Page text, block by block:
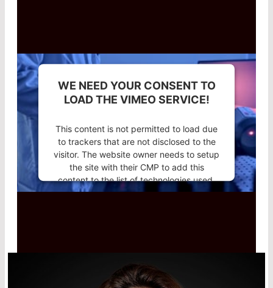
WE NEED YOUR CONSENT TO
LOAD THE VIMEO SERVICE!
This content is not permitted to load due
to trackers that are not disclosed to the
visitor. The website owner needs to setup
the site with their CMP to add this
content to the list of technologies used.